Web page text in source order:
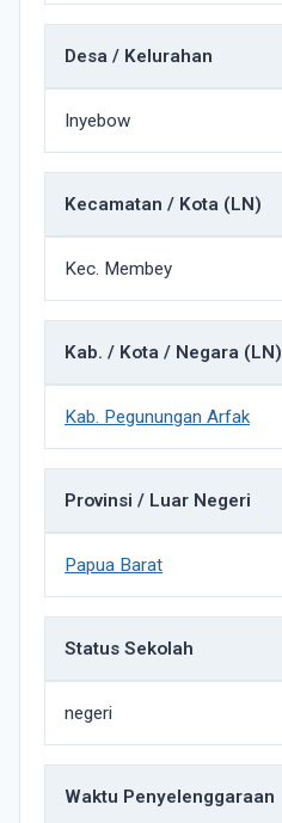
Desa / Kelurahan
Inyebow
Kecamatan / Kota (LN)
Kec. Membey
Kab. / Kota / Negara (LN)
Kab. Pegunungan Arfak
Provinsi / Luar Negeri
Papua Barat
Status Sekolah
negeri
Waktu Penyelenggaraan